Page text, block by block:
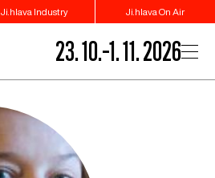
Ji.hlava Industry Ji.hlava On Air
23. 10.–1. 11. 2026